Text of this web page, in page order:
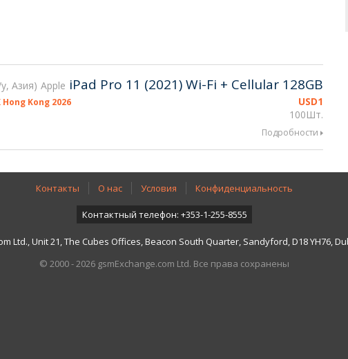
Азия Apple iPad Pro 11 (2021) Wi-Fi + Cellular 128GB
USD1
100Шт.
Kong 2026
Подробности
Контакты О нас Условия Конфиденциальность
Контактный телефон: +353-1-255-8555
Ltd., Unit 21, The Cubes Offices, Beacon South Quarter, Sandyford, D18 YH76,
© 2000 - 2026 gsmExchange.com Ltd. Все права сохранены